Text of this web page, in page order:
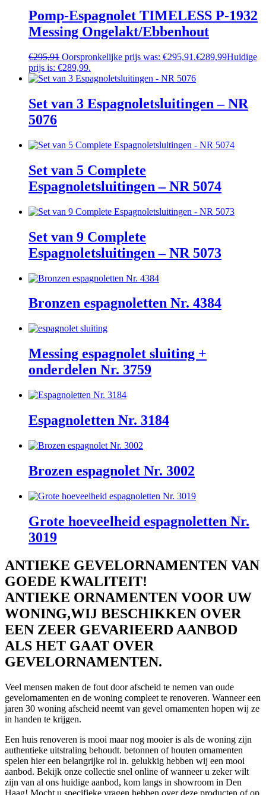
Pomp-Espagnolet TIMELESS P-1932
Messing Ongelakt/Ebbenhout
€295,91 Oorspronkelijke prijs was: €295,91.€289,99Huidige
prijs is: €289,99.
Set van 3 Espagnoletsluitingen – NR
5076
Set van 5 Complete
Espagnoletsluitingen – NR 5074
Set van 9 Complete
Espagnoletsluitingen – NR 5073
Bronzen espagnoletten Nr. 4384
Messing espagnolet sluiting +
onderdelen Nr. 3759
Espagnoletten Nr. 3184
Brozen espagnolet Nr. 3002
Grote hoeveelheid espagnoletten Nr.
3019
ANTIEKE GEVELORNAMENTEN VAN
GOEDE KWALITEIT!
ANTIEKE ORNAMENTEN VOOR UW
WONING,WIJ BESCHIKKEN OVER
EEN ZEER GEVARIEERD AANBOD
ALS HET GAAT OVER
GEVELORNAMENTEN.
Veel mensen maken de fout door afscheid te nemen van oude
gevelornamenten en de woning compleet te renoveren. Wanneer een
jaren 30 woning afscheid neemt van gevel ornamenten hopen wij ze
in handen te krijgen.
Een huis renoveren is mooi maar nog mooier is als de woning zijn
authentieke uitstraling behoudt. betonnen of houten ornamenten
spelen hier een belangrijke rol in. gelukkig hebben wij een mooi
aanbod. Bekijk onze collectie snel online of wanneer u zeker wilt
zijn van al ons huidige aanbod, kom langs in showroom in Den
Haag! Mocht u specifieke vragen hebben over deze producten of op